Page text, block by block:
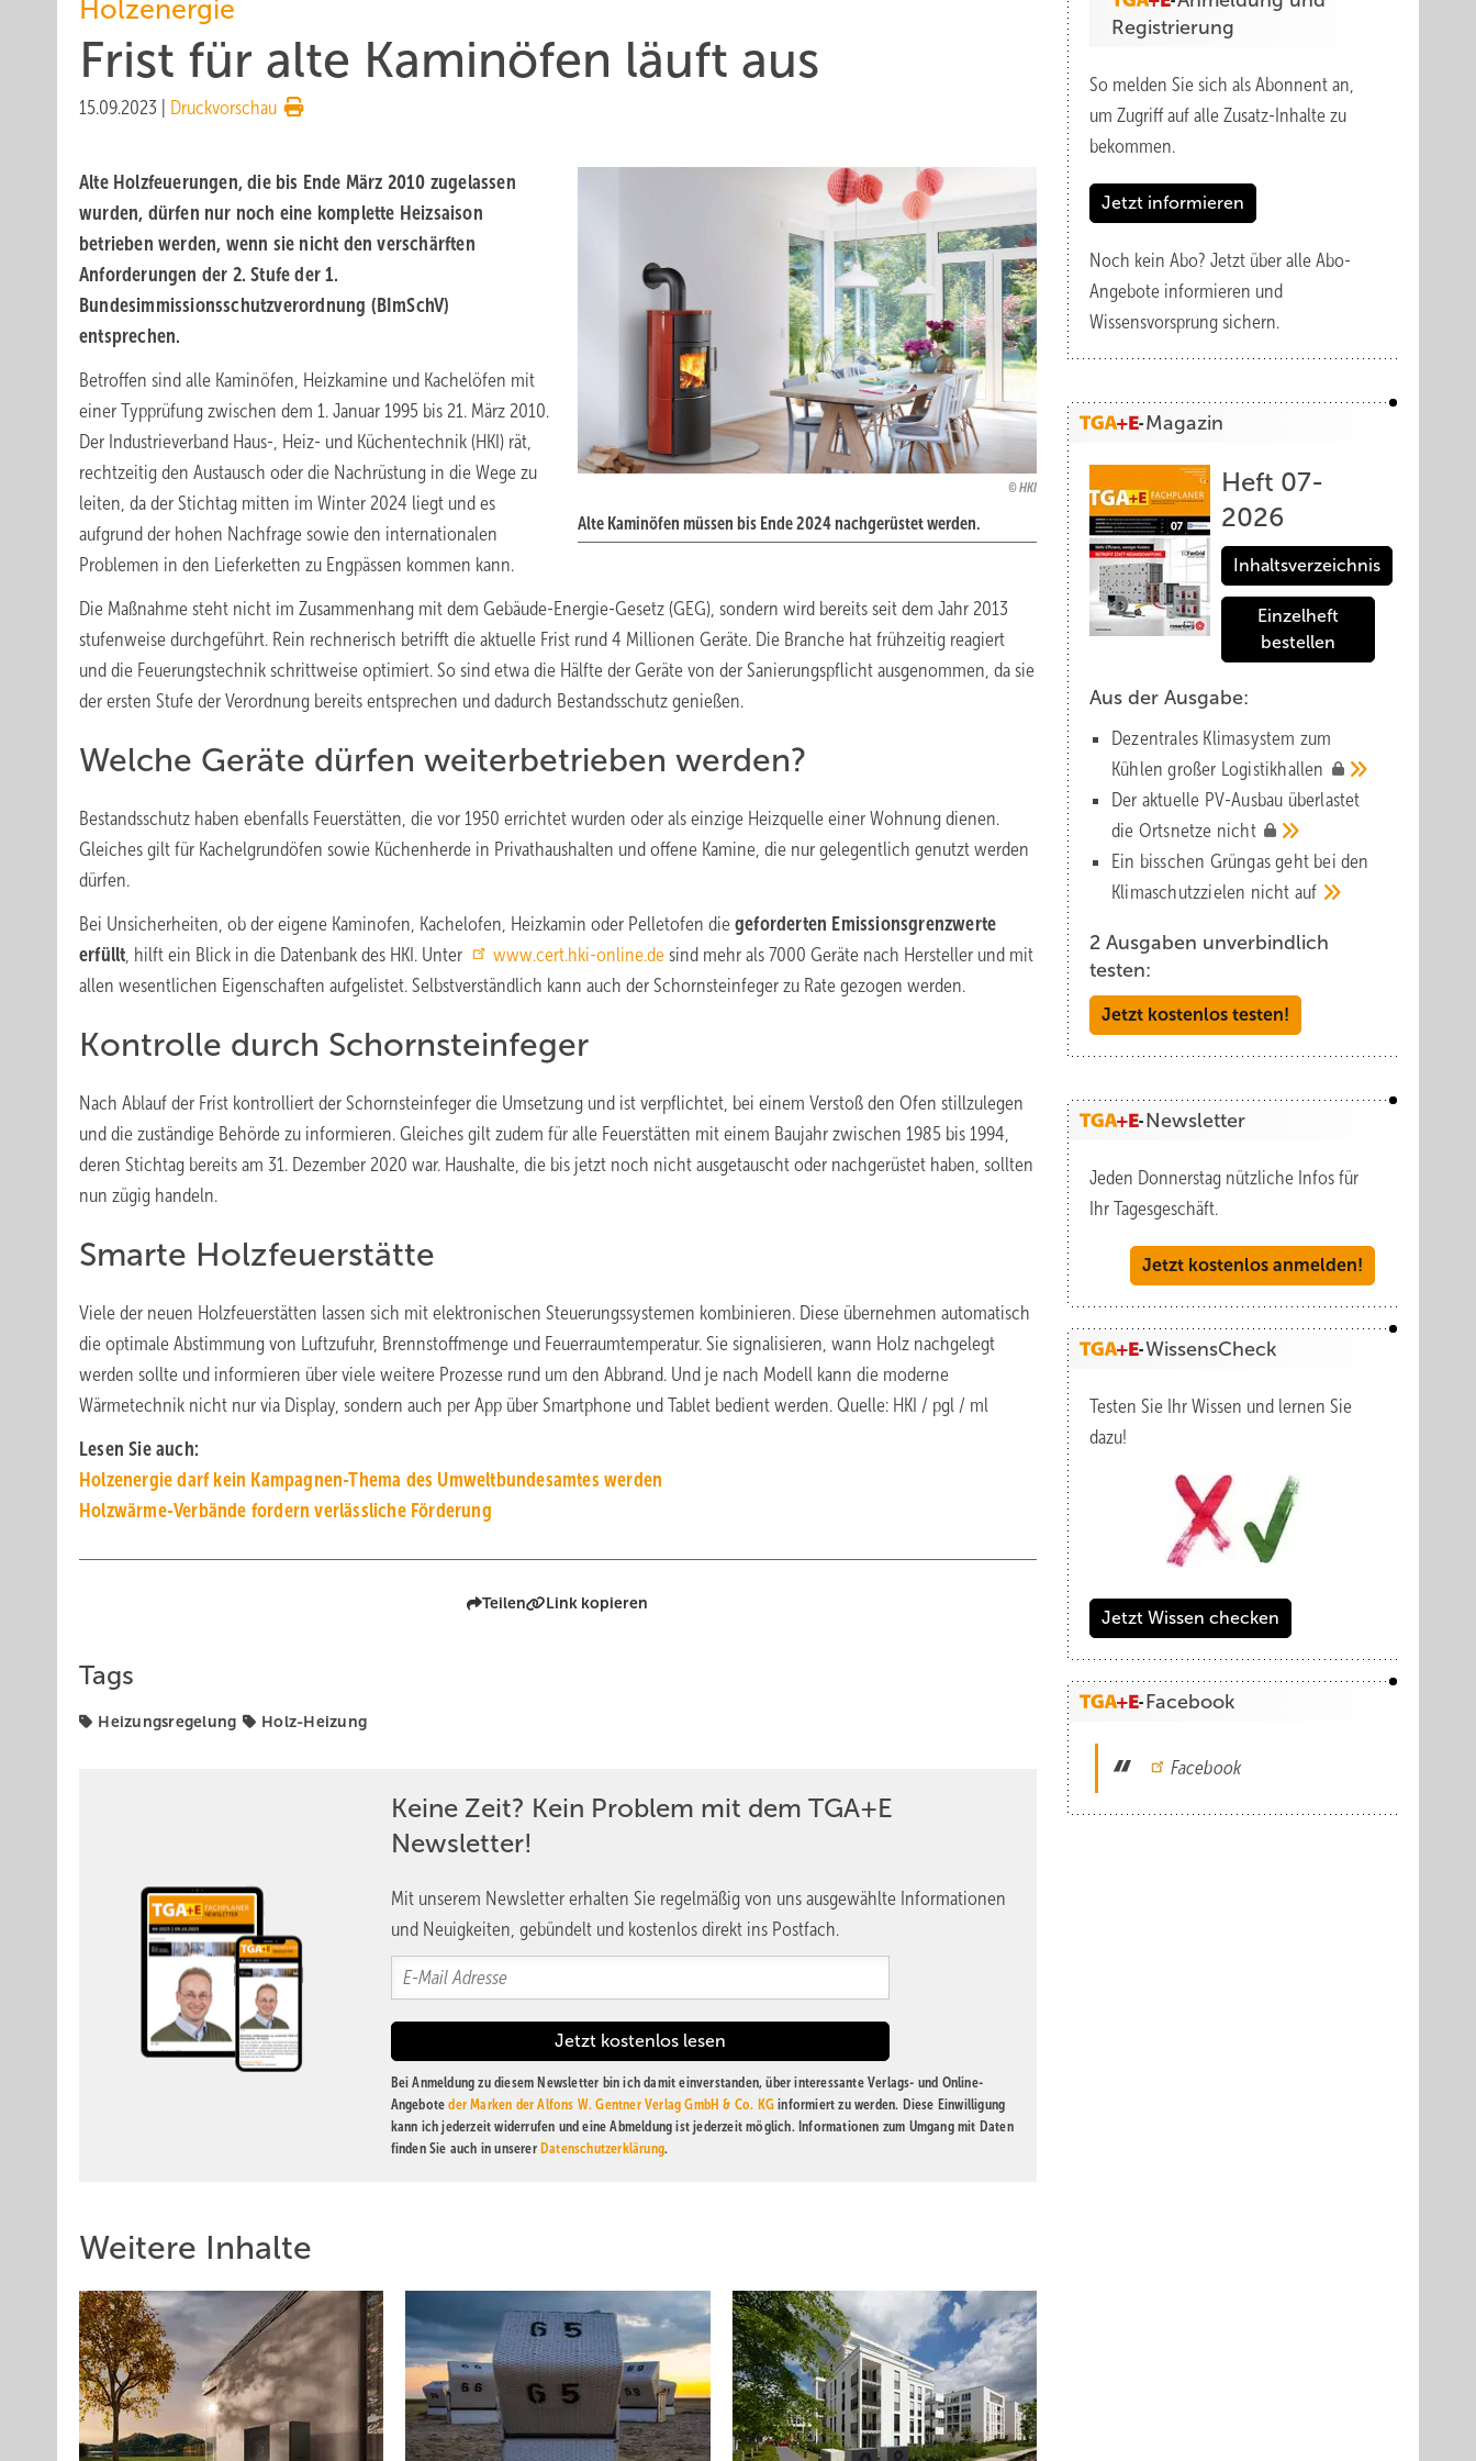
Holzenergie
Frist für alte Kaminöfen läuft aus
15.09.2023 Druckvorschau
HKI
Alte Kaminöfen müssen bis Ende 2024 nachgerüstet werden.
Alte Holzfeuerungen, die bis Ende März 2010 zugelassen
wurden, dürfen nur noch eine komplette Heizsaison
betrieben werden, wenn sie nicht den verschärften
Anforderungen der 2. Stufe der 1.
Bundesimmissionsschutzverordnung (BImSchV)
entsprechen.
Betroffen sind alle Kaminöfen, Heizkamine und Kachelöfen mit
einer Typprüfung zwischen dem 1. Januar 1995 bis 21. März 2010.
Der Industrieverband Haus-, Heiz- und Küchentechnik (HKI) rät,
rechtzeitig den Austausch oder die Nachrüstung in die Wege zu
leiten, da der Stichtag mitten im Winter 2024 liegt und es
aufgrund der hohen Nachfrage sowie den internationalen
Problemen in den Lieferketten zu Engpässen kommen kann.
Die Maßnahme steht nicht im Zusammenhang mit dem Gebäude-Energie-Gesetz (GEG), sondern wird bereits seit dem Jahr 2013
stufenweise durchgeführt. Rein rechnerisch betrifft die aktuelle Frist rund 4 Millionen Geräte. Die Branche hat frühzeitig reagiert
und die Feuerungstechnik schrittweise optimiert. So sind etwa die Hälfte der Geräte von der Sanierungspflicht ausgenommen, da sie
der ersten Stufe der Verordnung bereits entsprechen und dadurch Bestandsschutz genießen.
Welche Geräte dürfen weiterbetrieben werden?
Bestandsschutz haben ebenfalls Feuerstätten, die vor 1950 errichtet wurden oder als einzige Heizquelle einer Wohnung dienen.
Gleiches gilt für Kachelgrundöfen sowie Küchenherde in Privathaushalten und offene Kamine, die nur gelegentlich genutzt werden
dürfen.
Bei Unsicherheiten, ob der eigene Kaminofen, Kachelofen, Heizkamin oder Pelletofen die geforderten Emissionsgrenzwerte
erfüllt, hilft ein Blick in die Datenbank des HKI. Unter www.cert.hki-online.de sind mehr als 7000 Geräte nach Hersteller und mit
allen wesentlichen Eigenschaften aufgelistet. Selbstverständlich kann auch der Schornsteinfeger zu Rate gezogen werden.
Kontrolle durch Schornsteinfeger
Nach Ablauf der Frist kontrolliert der Schornsteinfeger die Umsetzung und ist verpflichtet, bei einem Verstoß den Ofen stillzulegen
und die zuständige Behörde zu informieren. Gleiches gilt zudem für alle Feuerstätten mit einem Baujahr zwischen 1985 bis 1994,
deren Stichtag bereits am 31. Dezember 2020 war. Haushalte, die bis jetzt noch nicht ausgetauscht oder nachgerüstet haben, sollten
nun zügig handeln.
Smarte Holzfeuerstätte
Viele der neuen Holzfeuerstätten lassen sich mit elektronischen Steuerungssystemen kombinieren. Diese übernehmen automatisch
die optimale Abstimmung von Luftzufuhr, Brennstoffmenge und Feuerraumtemperatur. Sie signalisieren, wann Holz nachgelegt
werden sollte und informieren über viele weitere Prozesse rund um den Abbrand. Und je nach Modell kann die moderne
Wärmetechnik nicht nur via Display, sondern auch per App über Smartphone und Tablet bedient werden. Quelle: HKI / pgl / ml
Lesen Sie auch:
Holzenergie darf kein Kampagnen-Thema des Umweltbundesamtes werden
Holzwärme-Verbände fordern verlässliche Förderung
Teilen Link kopieren
Tags
Heizungsregelung Holz-Heizung
Keine Zeit? Kein Problem mit dem TGA+E
Newsletter!
Mit unserem Newsletter erhalten Sie regelmäßig von uns ausgewählte Informationen
und Neuigkeiten, gebündelt und kostenlos direkt ins Postfach.
Bei Anmeldung zu diesem Newsletter bin ich damit einverstanden, über interessante Verlags- und Online-
Angeboteder Marken der Alfons W. Gentner Verlag GmbH & Co. KG informiert zu werden. Diese Einwilligung
kann ich jederzeit widerrufen und eine Abmeldung ist jederzeit möglich. Informationen zum Umgang mit Daten
finden Sie auch in unserer Datenschutzerklärung.
Weitere Inhalte
Registrierung
So melden Sie sich als Abonnent an,
um Zugriff auf alle Zusatz-Inhalte zu
bekommen.
Jetzt informieren
Noch kein Abo? Jetzt über alle Abo-
Angebote informieren und
Wissensvorsprung sichern.
Magazin
Heft 07-
2026
Inhaltsverzeichnis
Einzelheft
bestellen
Aus der Ausgabe:
Dezentrales Klimasystem zum
Kühlen großer Logistik­hallen
Der aktuelle PV-Ausbau über­lastet
die Orts­netze nicht
Ein bisschen Grüngas geht bei den
Klima­schutz­zielen nicht auf
2 Ausgaben unverbindlich
testen:
Jetzt kostenlos testen!
Newsletter
Jeden Donnerstag nützliche Infos für
Ihr Tagesgeschäft.
Jetzt kostenlos anmelden!
WissensCheck
Testen Sie Ihr Wissen und lernen Sie
dazu!
Jetzt Wissen checken
Facebook
Facebook